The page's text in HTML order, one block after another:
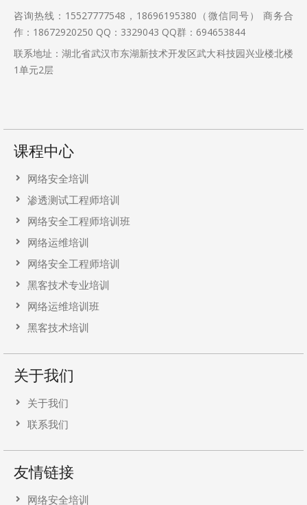
咨询热线：15527777548，18696195380（微信同号） 商务合
作：18672920250 QQ：3329043 QQ群：694653844
联系地址：湖北省武汉市东湖新技术开发区武大科技园兴业楼北楼
1单元2层
课程中心
网络安全培训
渗透测试工程师培训
网络安全工程师培训班
网络运维培训
网络安全工程师培训
黑客技术专业培训
网络运维培训班
黑客技术培训
关于我们
关于我们
联系我们
友情链接
网络安全培训